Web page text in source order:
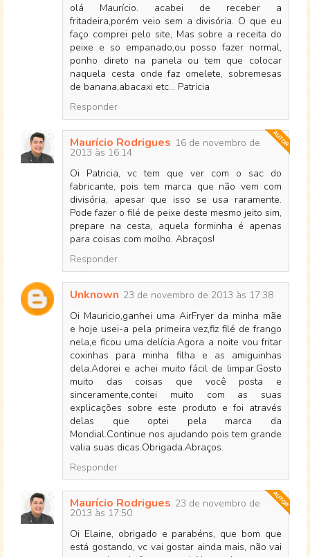
olá Maurício. acabei de receber a
fritadeira,porém veio sem a divisória. O que eu
faço comprei pelo site, Mas sobre a receita do
peixe e so empanado,ou posso fazer normal,
ponho direto na panela ou tem que colocar
naquela cesta onde faz omelete, sobremesas
de banana,abacaxi etc... Patricia
Responder
Maurício Rodrigues 16 de novembro de
2013 às 16:14
Oi Patricia, vc tem que ver com o sac do
fabricante, pois tem marca que não vem com
divisória, apesar que isso se usa raramente.
Pode fazer o filé de peixe deste mesmo jeito sim,
prepare na cesta, aquela forminha é apenas
para coisas com molho. Abraços!
Responder
Unknown 23 de novembro de 2013 às 17:38
Oi Mauricio,ganhei uma AirFryer da minha mãe
e hoje usei-a pela primeira vez,fiz filé de frango
nela,e ficou uma delícia.Agora a noite vou fritar
coxinhas para minha filha e as amiguinhas
dela.Adorei e achei muito fácil de limpar.Gosto
muito das coisas que você posta e
sinceramente,contei muito com as suas
explicações sobre este produto e foi através
delas que optei pela marca da
Mondial.Continue nos ajudando pois tem grande
valia suas dicas.Obrigada.Abraços.
Responder
Maurício Rodrigues 23 de novembro de
2013 às 17:50
Oi Elaine, obrigado e parabéns, que bom que
está gostando, vc vai gostar ainda mais, não vai